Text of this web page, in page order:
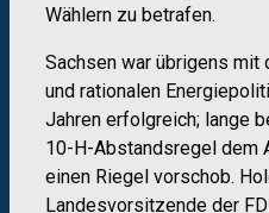
Wählern zu betrafen.
Sachsen war übrigens
und rationalen
Jahren erfolgreich; lange
10-H-Abstandsregel dem
einen Riegel vorschob.
Landesvorsitzende der